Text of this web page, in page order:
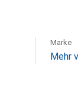
Marke
Mehr